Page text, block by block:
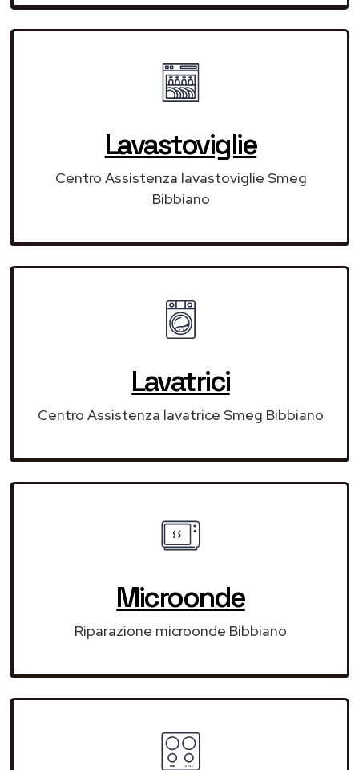
Lavastoviglie
Centro Assistenza lavastoviglie Smeg
Bibbiano
Lavatrici
Centro Assistenza lavatrice Smeg Bibbiano
Microonde
Riparazione microonde Bibbiano